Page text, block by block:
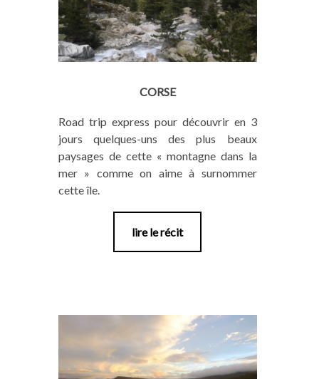
CORSE
Road trip express pour découvrir en 3
jours quelques-uns des plus beaux
paysages de cette « montagne dans la
mer » comme on aime à surnommer
cette île.
lire le récit